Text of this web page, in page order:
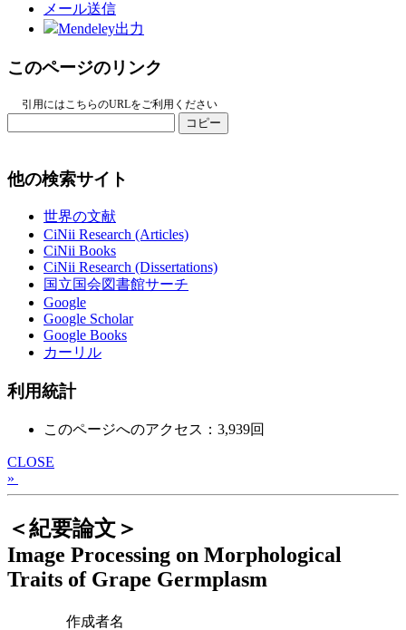
メール送信
Mendeley出力
このページのリンク
引用にはこちらのURLをご利用ください
コピー
他の検索サイト
世界の文献
CiNii Research (Articles)
CiNii Books
CiNii Research (Dissertations)
国立国会図書館サーチ
Google
Google Scholar
Google Books
カーリル
利用統計
このページへのアクセス：3,939回
CLOSE
»
＜紀要論文＞
Image Processing on Morphological
Traits of Grape Germplasm
作成者名